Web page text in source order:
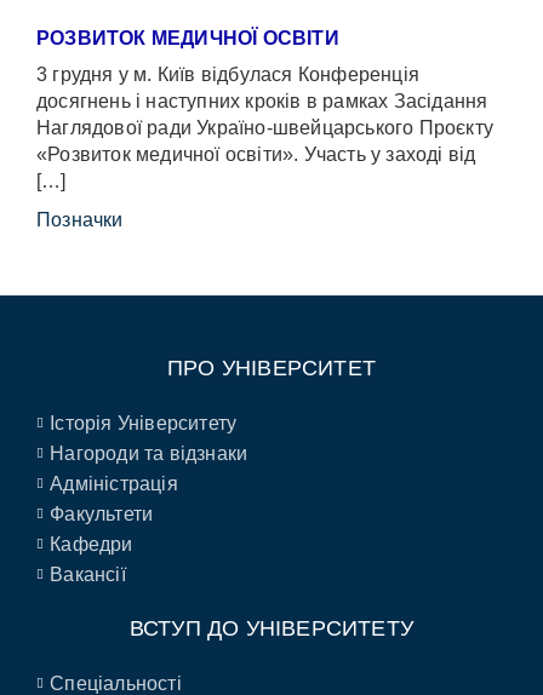
РОЗВИТОК МЕДИЧНОЇ ОСВІТИ
3 грудня у м. Київ відбулася Конференція
досягнень і наступних кроків в рамках Засідання
Наглядової ради Україно-швейцарського Проєкту
«Розвиток медичної освіти». Участь у заході від
[…]
Позначки
ПРО УНІВЕРСИТЕТ
Історія Університету
Нагороди та відзнаки
Адміністрація
Факультети
Кафедри
Вакансії
ВСТУП ДО УНІВЕРСИТЕТУ
Спеціальності